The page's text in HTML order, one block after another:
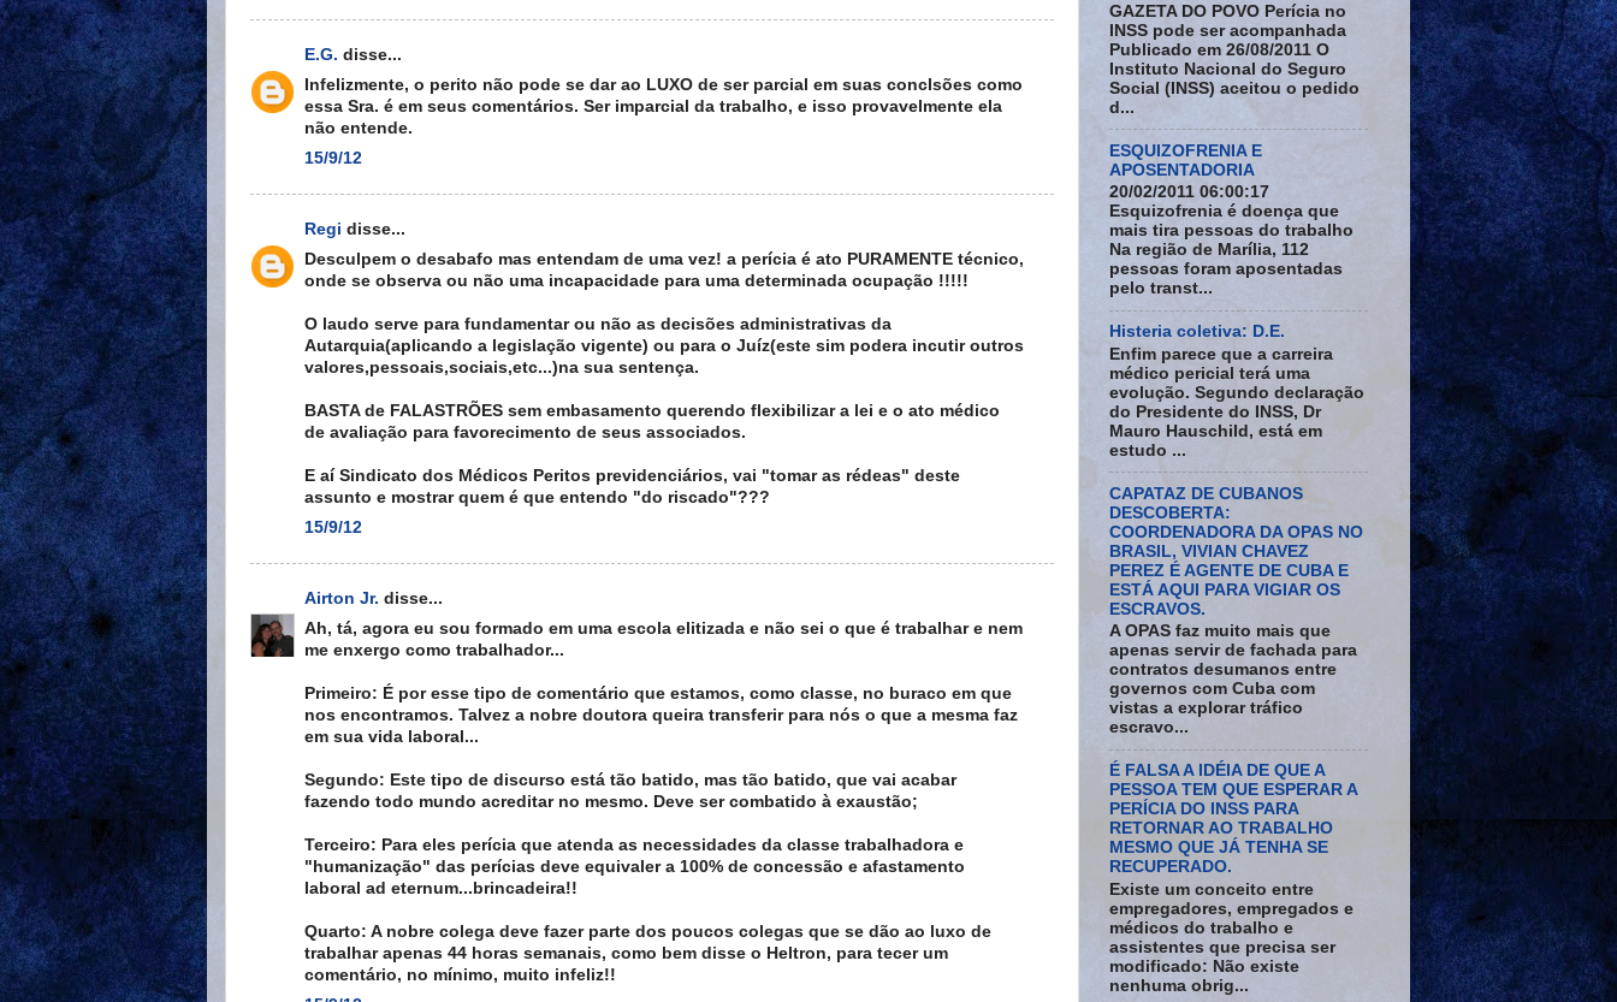
E.G. disse...
Infelizmente, o perito não pode se dar ao LUXO de ser parcial em suas conclsões como
essa Sra. é em seus comentários. Ser imparcial da trabalho, e isso provavelmente ela
não entende.
15/9/12
Regi disse...
Desculpem o desabafo mas entendam de uma vez! a perícia é ato PURAMENTE técnico,
onde se observa ou não uma incapacidade para uma determinada ocupação !!!!!
O laudo serve para fundamentar ou não as decisões administrativas da
Autarquia(aplicando a legislação vigente) ou para o Juíz(este sim podera incutir outros
valores,pessoais,sociais,etc...)na sua sentença.
BASTA de FALASTRÕES sem embasamento querendo flexibilizar a lei e o ato médico
de avaliação para favorecimento de seus associados.
E aí Sindicato dos Médicos Peritos previdenciários, vai "tomar as rédeas" deste
assunto e mostrar quem é que entendo "do riscado"???
15/9/12
Airton Jr. disse...
Ah, tá, agora eu sou formado em uma escola elitizada e não sei o que é trabalhar e nem
me enxergo como trabalhador...
Primeiro: É por esse tipo de comentário que estamos, como classe, no buraco em que
nos encontramos. Talvez a nobre doutora queira transferir para nós o que a mesma faz
em sua vida laboral...
Segundo: Este tipo de discurso está tão batido, mas tão batido, que vai acabar
fazendo todo mundo acreditar no mesmo. Deve ser combatido à exaustão;
Terceiro: Para eles perícia que atenda as necessidades da classe trabalhadora e
"humanização" das perícias deve equivaler a 100% de concessão e afastamento
laboral ad eternum...brincadeira!!
Quarto: A nobre colega deve fazer parte dos poucos colegas que se dão ao luxo de
trabalhar apenas 44 horas semanais, como bem disse o Heltron, para tecer um
comentário, no mínimo, muito infeliz!!
GAZETA DO POVO Perícia no
INSS pode ser acompanhada
Publicado em 26/08/2011 O
Instituto Nacional do Seguro
Social (INSS) aceitou o pedido
d...
ESQUIZOFRENIA E
APOSENTADORIA
20/02/2011 06:00:17
Esquizofrenia é doença que
mais tira pessoas do trabalho
Na região de Marília, 112
pessoas foram aposentadas
pelo transt...
Histeria coletiva: D.E.
Enfim parece que a carreira
médico pericial terá uma
evolução. Segundo declaração
do Presidente do INSS, Dr
Mauro Hauschild, está em
estudo ...
CAPATAZ DE CUBANOS
DESCOBERTA:
COORDENADORA DA OPAS NO
BRASIL, VIVIAN CHAVEZ
PEREZ É AGENTE DE CUBA E
ESTÁ AQUI PARA VIGIAR OS
ESCRAVOS.
A OPAS faz muito mais que
apenas servir de fachada para
contratos desumanos entre
governos com Cuba com
vistas a explorar tráfico
escravo...
É FALSA A IDÉIA DE QUE A
PESSOA TEM QUE ESPERAR A
PERÍCIA DO INSS PARA
RETORNAR AO TRABALHO
MESMO QUE JÁ TENHA SE
RECUPERADO.
Existe um conceito entre
empregadores, empregados e
médicos do trabalho e
assistentes que precisa ser
modificado: Não existe
nenhuma obrig...